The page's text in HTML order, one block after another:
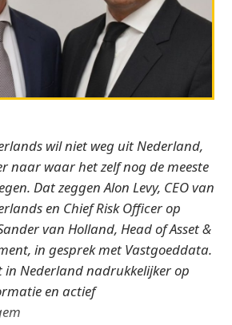
wil niet weg uit Nederland,
naar waar het zelf nog de meeste
Dat zeggen Alon Levy, CEO van
en Chief Risk Officer op
van Holland, Head of Asset &
in gesprek met Vastgoeddata.
in Nederland nadrukkelijker op
en actief